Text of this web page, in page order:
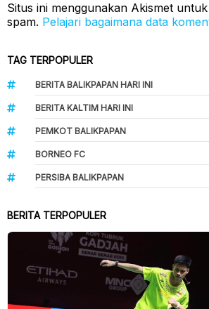
Situs ini menggunakan Akismet
spam. Pelajari bagaimana data
TAG TERPOPULER
BERITA BALIKPAPAN HARI INI
BERITA KALTIM HARI INI
PEMKOT BALIKPAPAN
BORNEO FC
PERSIBA BALIKPAPAN
BERITA TERPOPULER